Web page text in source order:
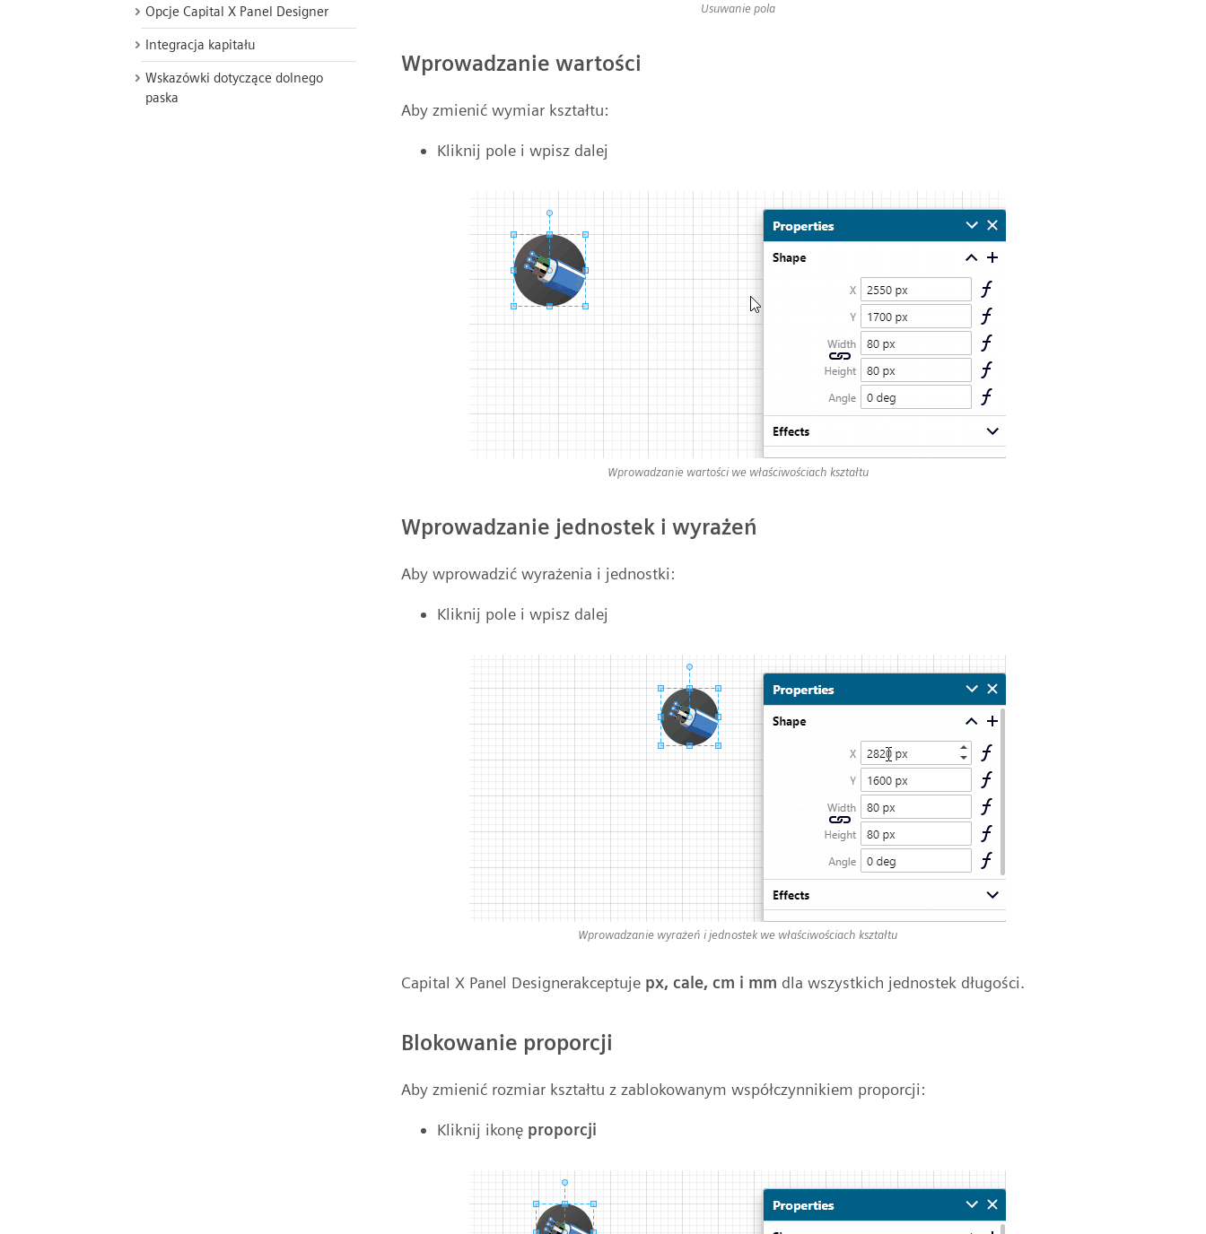
Opcje Capital X Panel Designer
Integracja kapitału
Wskazówki dotyczące dolnego
paska
Usuwanie pola
Wprowadzanie wartości
Aby zmienić wymiar kształtu:
Kliknij pole i wpisz dalej
Wprowadzanie wartości we właściwościach kształtu
Wprowadzanie jednostek i wyrażeń
Aby wprowadzić wyrażenia i jednostki:
Kliknij pole i wpisz dalej
Wprowadzanie wyrażeń i jednostek we właściwościach kształtu
Capital X Panel Designerakceptuje px, cale, cm i mm dla wszystkich jednostek długości.
Blokowanie proporcji
Aby zmienić rozmiar kształtu z zablokowanym współczynnikiem proporcji:
Kliknij ikonę proporcji